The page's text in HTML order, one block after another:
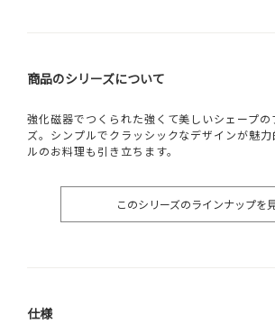
商品のシリーズについて
強化磁器でつくられた強くて美しいシェープ
ズ。シンプルでクラッシックなデザインが魅
ルのお料理も引き立ちます。
このシリーズのラインナップを
仕様